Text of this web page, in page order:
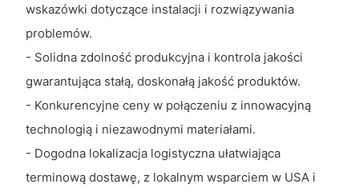
wskazówki dotyczące instalacji i rozwiązywania
problemów.
- Solidna zdolność produkcyjna i kontrola jakości
gwarantująca stałą, doskonałą jakość produktów.
- Konkurencyjne ceny w połączeniu z innowacyjną
technologią i niezawodnymi materiałami.
- Dogodna lokalizacja logistyczna ułatwiająca
terminową dostawę, z lokalnym wsparciem w USA i